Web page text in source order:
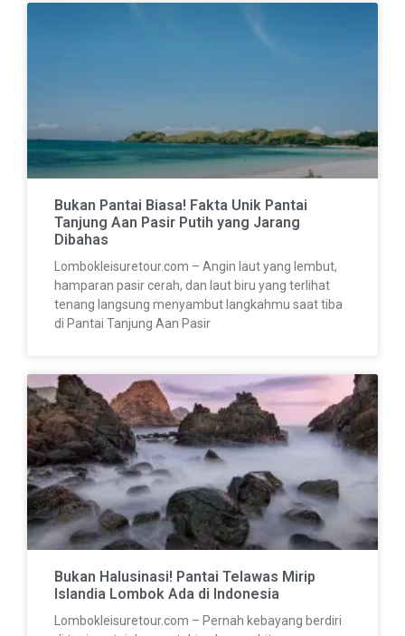
Bukan Pantai Biasa! Fakta Unik Pantai
Tanjung Aan Pasir Putih yang Jarang
Dibahas
Lombokleisuretour.com – Angin laut yang lembut,
hamparan pasir cerah, dan laut biru yang terlihat
tenang langsung menyambut langkahmu saat tiba
di Pantai Tanjung Aan Pasir
Bukan Halusinasi! Pantai Telawas Mirip
Islandia Lombok Ada di Indonesia
Lombokleisuretour.com – Pernah kebayang berdiri